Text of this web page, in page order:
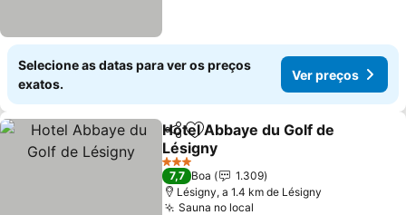
Selecione as datas para ver os preços
exatos.
Ver preços
PartilharAdicionar aos favoritos
Hotel Abbaye du Golf de
Lésigny
Ver preços
3 Estrelas
7,7 Boa
1.309
Lésigny, a 1.4 km de Lésigny
Sauna no local